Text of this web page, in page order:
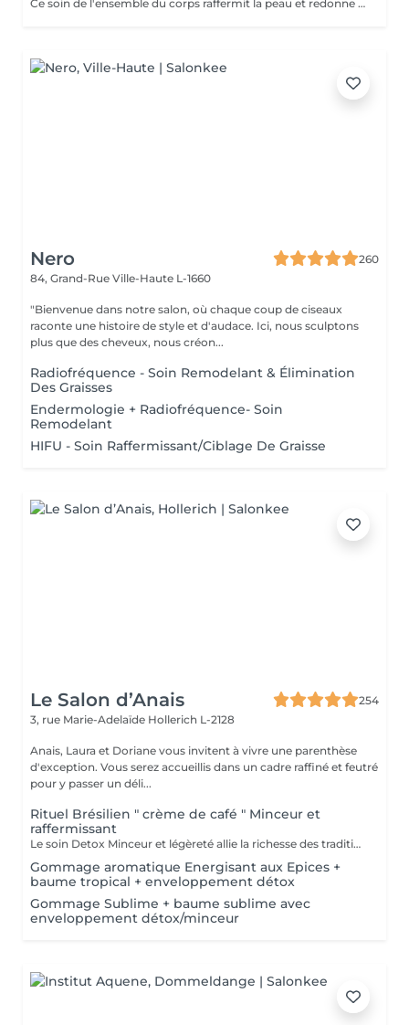
Ce soin de l'ensemble du corps raffermit la peau et redonne du galbe aux courbes pour retrouver une silhouette resculptée et plus ferme tout en procurant un grand moment de bien-être.
Nero
260
84, Grand-Rue Ville-Haute L-1660
"Bienvenue dans notre salon, où chaque coup de ciseaux
raconte une histoire de style et d'audace. Ici, nous sculptons
plus que des cheveux, nous créon...
Radiofréquence - Soin Remodelant & Élimination
Des Graisses
Endermologie + Radiofréquence- Soin
Remodelant
HIFU - Soin Raffermissant/Ciblage De Graisse
Le Salon d’Anais
254
3, rue Marie-Adelaïde Hollerich L-2128
Anais, Laura et Doriane vous invitent à vivre une parenthèse
d'exception. Vous serez accueillis dans un cadre raffiné et feutré
pour y passer un déli...
Rituel Brésilien " crème de café " Minceur et
raffermissant
Le soin Detox Minceur et légèreté allie la richesse des traditions et pharmacopées brésiliennes et indiennes. Les mouvements vont, de façon alternatives, oxygéner et les drainer les tissus afin de raffermir et detoxifier le corps et le mental. Ce soin est pratiqué avec la Crème de Café Minceur, l'Huile Ayurvédique et un enveloppement personnalisé. * Possibilité de faire un abonnement 5+ 1 offert
Gommage aromatique Energisant aux Epices +
baume tropical + enveloppement détox
Gommage Sublime + baume sublime avec
enveloppement détox/minceur